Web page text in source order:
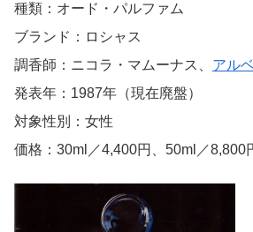
種類：オード・パルファム
ブランド：ロシャス
調香師：ニコラ・マムーナス、 アル
発表年：1987年（現在廃盤）
対象性別：女性
価格：30ml／4,400円、50ml／8,800